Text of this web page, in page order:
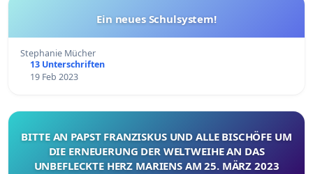
Ein neues Schulsystem!
Stephanie Mücher
13 Unterschriften
19 Feb 2023
BITTE AN PAPST FRANZISKUS UND ALLE BISCHÖFE UM
DIE ERNEUERUNG DER WELTWEIHE AN DAS
UNBEFLECKTE HERZ MARIENS AM 25. MÄRZ 2023